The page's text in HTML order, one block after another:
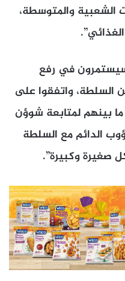
الشعبية والمتوسطة،
في رفع
واتفقوا على
بينهم لمتابعة شوؤن
الدائم مع السلطة
صغيرة وكبيرة”.